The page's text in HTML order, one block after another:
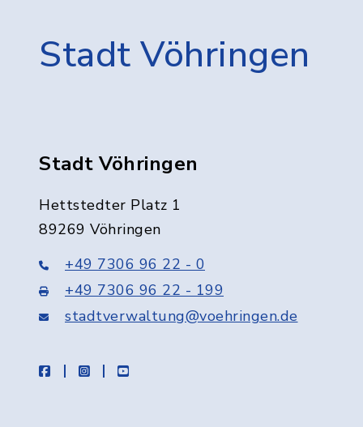
Stadt Vöhringen
Stadt Vöhringen
Hettstedter Platz 1
89269 Vöhringen
+49 7306 96 22 - 0
+49 7306 96 22 - 199
stadtverwaltung@voehringen.de
facebookinstagramyoutube